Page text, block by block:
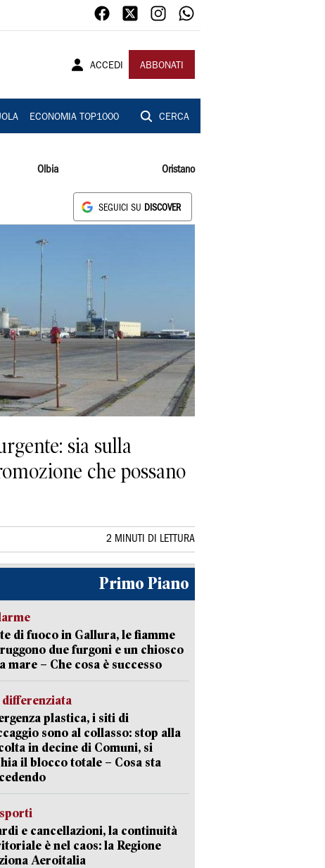
ACCEDI ABBONATI
ECONOMIA TOP1000 CERCA
Olbia Oristano
SEGUICI SU DISCOVER
sia sulla
che possano
2 MINUTI DI LETTURA
Primo Piano
di fuoco in Gallura, le fiamme
due furgoni e un chiosco
mare – Che cosa è successo
differenziata
plastica, i siti di
sono al collasso: stop alla
in decine di Comuni, si
il blocco totale – Cosa sta
e cancellazioni, la continuità
è nel caos: la Regione
Aeroitalia